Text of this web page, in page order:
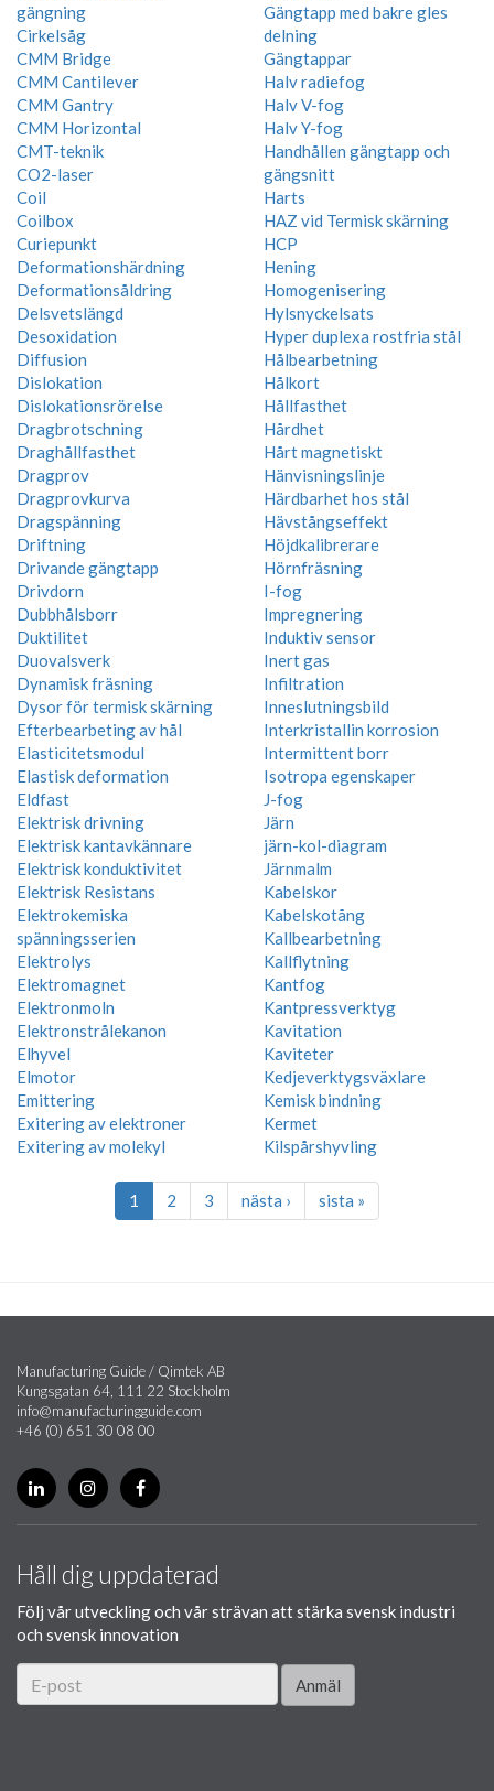
gängning
Cirkelsåg
CMM Bridge
CMM Cantilever
CMM Gantry
CMM Horizontal
CMT-teknik
CO2-laser
Coil
Coilbox
Curiepunkt
Deformationshärdning
Deformationsåldring
Delsvetslängd
Desoxidation
Diffusion
Dislokation
Dislokationsrörelse
Dragbrotschning
Draghållfasthet
Dragprov
Dragprovkurva
Dragspänning
Driftning
Drivande gängtapp
Drivdorn
Dubbhålsborr
Duktilitet
Duovalsverk
Dynamisk fräsning
Dysor för termisk skärning
Efterbearbeting av hål
Elasticitetsmodul
Elastisk deformation
Eldfast
Elektrisk drivning
Elektrisk kantavkännare
Elektrisk konduktivitet
Elektrisk Resistans
Elektrokemiska
spänningsserien
Elektrolys
Elektromagnet
Elektronmoln
Elektronstrålekanon
Elhyvel
Elmotor
Emittering
Exitering av elektroner
Exitering av molekyl
Gängtapp med bakre gles
delning
Gängtappar
Halv radiefog
Halv V-fog
Halv Y-fog
Handhållen gängtapp och
gängsnitt
Harts
HAZ vid Termisk skärning
HCP
Hening
Homogenisering
Hylsnyckelsats
Hyper duplexa rostfria stål
Hålbearbetning
Hålkort
Hållfasthet
Hårdhet
Hårt magnetiskt
Hänvisningslinje
Härdbarhet hos stål
Hävstångseffekt
Höjdkalibrerare
Hörnfräsning
I-fog
Impregnering
Induktiv sensor
Inert gas
Infiltration
Inneslutningsbild
Interkristallin korrosion
Intermittent borr
Isotropa egenskaper
J-fog
Järn
järn-kol-diagram
Järnmalm
Kabelskor
Kabelskotång
Kallbearbetning
Kallflytning
Kantfog
Kantpressverktyg
Kavitation
Kaviteter
Kedjeverktygsväxlare
Kemisk bindning
Kermet
Kilspårshyvling
1 2 3 nästa › sista »
Manufacturing Guide / Qimtek AB
Kungsgatan 64, 111 22 Stockholm
info@manufacturingguide.com
+46 (0) 651 30 08 00
Håll dig uppdaterad
Följ vår utveckling och vår strävan att stärka svensk industri
och svensk innovation
Anmäl